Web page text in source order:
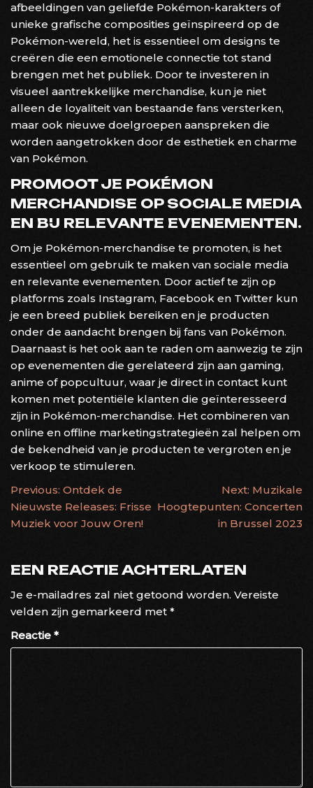
afbeeldingen van geliefde Pokémon-karakters of
unieke grafische composities geïnspireerd op de
Pokémon-wereld, het is essentieel om designs te
creëren die een emotionele connectie tot stand
brengen met het publiek. Door te investeren in
visueel aantrekkelijke merchandise, kun je niet
alleen de loyaliteit van bestaande fans versterken,
maar ook nieuwe doelgroepen aanspreken die
worden aangetrokken door de esthetiek en charme
van Pokémon.
PROMOOT JE POKÉMON
MERCHANDISE OP SOCIALE MEDIA
EN BIJ RELEVANTE EVENEMENTEN.
Om je Pokémon-merchandise te promoten, is het
essentieel om gebruik te maken van sociale media
en relevante evenementen. Door actief te zijn op
platforms zoals Instagram, Facebook en Twitter kun
je een breed publiek bereiken en je producten
onder de aandacht brengen bij fans van Pokémon.
Daarnaast is het ook aan te raden om aanwezig te zijn
op evenementen die gerelateerd zijn aan gaming,
anime of popcultuur, waar je direct in contact kunt
komen met potentiële klanten die geïnteresseerd
zijn in Pokémon-merchandise. Het combineren van
online en offline marketingstrategieën zal helpen om
de bekendheid van je producten te vergroten en je
verkoop te stimuleren.
BERICHTNAVIGATIE
Previous: Ontdek de
Nieuwste Releases: Frisse
Muziek voor Jouw Oren!
Next: Muzikale
Hoogtepunten: Concerten
in Brussel 2023
EEN REACTIE ACHTERLATEN
Je e-mailadres zal niet getoond worden. Vereiste
velden zijn gemarkeerd met *
Reactie *